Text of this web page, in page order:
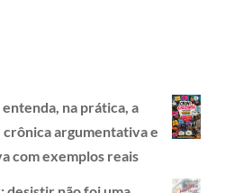
na prática, a
argumentativa e
com exemplos reais